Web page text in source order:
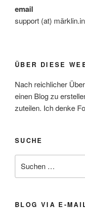
email
support (at)
ÜBER DIESE
Nach reichlicher
einen Blog zu
zuteilen. Ich denke
SUCHE
nach:
BLOG VIA E-